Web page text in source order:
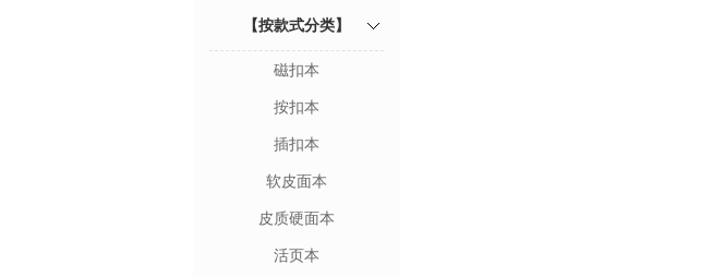
【按款式分类】
磁扣本
按扣本
插扣本
软皮面本
皮质硬面本
活页本